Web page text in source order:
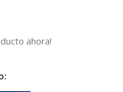
ahora!